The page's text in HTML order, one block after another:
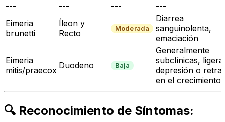
---
--- ---
---
Eimeria
brunetti
Íleon y
Recto
Moderada
Diarrea
sanguinolenta,
emaciación
Eimeria
mitis/praecox Duodeno Baja
Generalmente
subclínicas, ligera
depresión o
en el crecimiento
🔍 Reconocimiento de Síntomas: